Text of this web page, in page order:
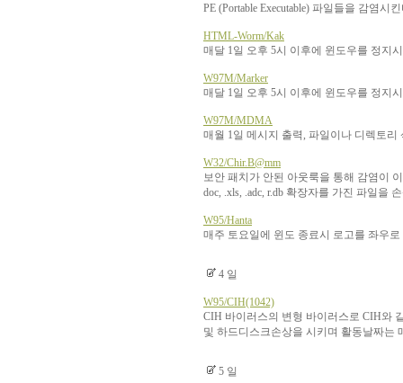
PE (Portable Executable) 파일들을 감염시
HTML-Worm/Kak
매달 1일 오후 5시 이후에 윈도우를 정지
W97M/Marker
매달 1일 오후 5시 이후에 윈도우를 정지
W97M/MDMA
매월 1일 메시지 출력, 파일이나 디렉토리
W32/Chir.B@mm
보안 패치가 안된 아웃룩을 통해 감염이
doc, .xls, .adc, r.db 확장자를 가진 파일을
W95/Hanta
매주 토요일에 윈도 종료시 로고를 좌우
4 일
W95/CIH(1042)
CIH 바이러스의 변형 바이러스로 CIH와
및 하드디스크손상을 시키며 활동날짜는
5 일